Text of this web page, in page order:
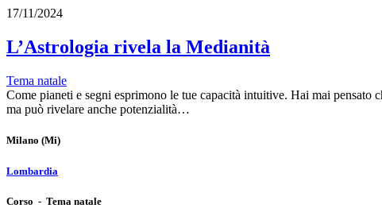
17/11/2024
L’Astrologia rivela la Medianità
Tema natale
Come pianeti e segni esprimono le tue capacità intuitive. Hai mai pensato
ma può rivelare anche potenzialità…
Milano (Mi)
Lombardia
Corso - Tema natale